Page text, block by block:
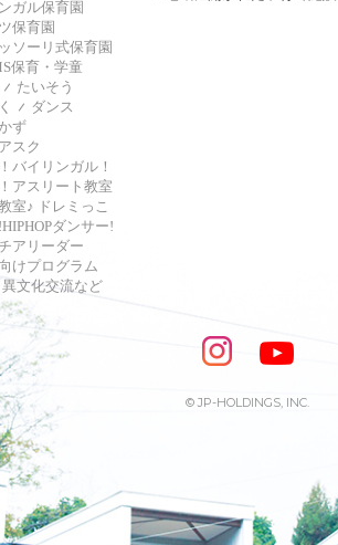
ガル保育園
保育園
ソーリ式保育園
保育・学童
たいそう
ダンス
ず
スク
バイリンガル！
アスリート教室
室♪ ドレミっこ
ダンサー!
アリーダー
けプログラム
異文化交流など
© JP-HOLDINGS, INC.